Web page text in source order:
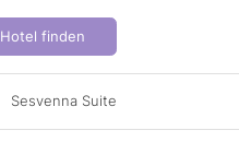
Hotel finden
Sesvenna Suite